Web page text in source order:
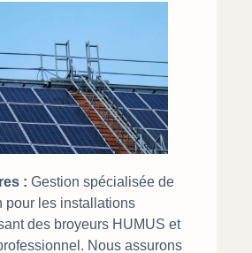
: Gestion spécialisée de
pour les installations
des broyeurs HUMUS et
Nous assurons